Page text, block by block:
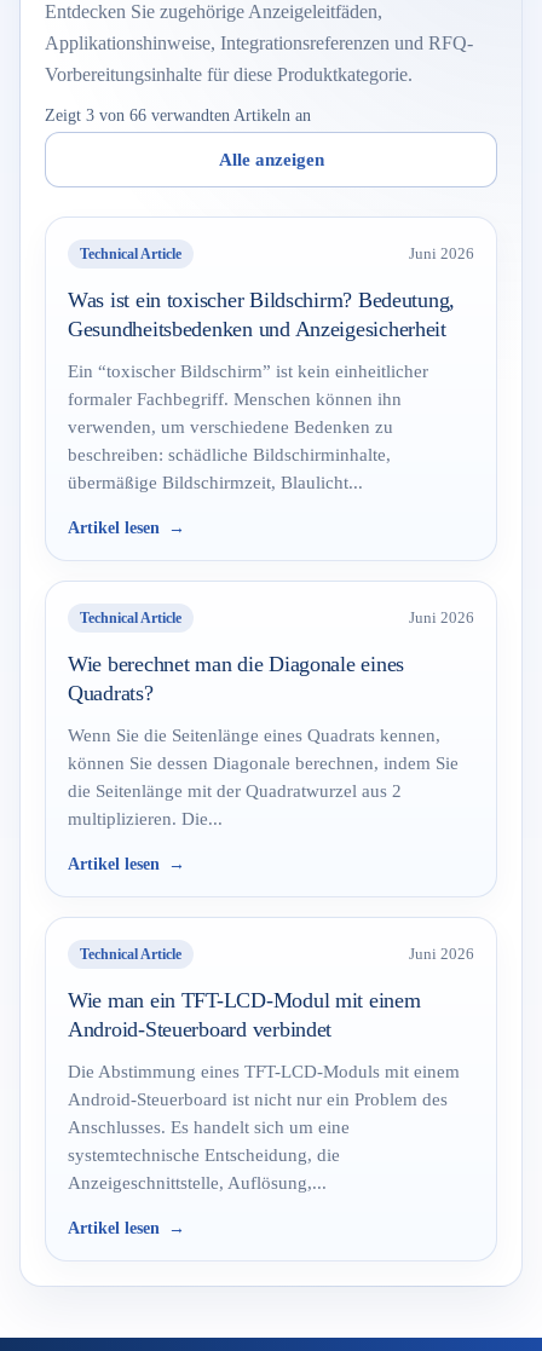
Entdecken Sie zugehörige Anzeigeleitfäden,
Applikationshinweise, Integrationsreferenzen und RFQ-
Vorbereitungsinhalte für diese Produktkategorie.
Zeigt 3 von 66 verwandten Artikeln an
Alle anzeigen
Technical Article Juni 2026
Was ist ein toxischer Bildschirm? Bedeutung,
Gesundheitsbedenken und Anzeigesicherheit
Ein “toxischer Bildschirm” ist kein einheitlicher
formaler Fachbegriff. Menschen können ihn
verwenden, um verschiedene Bedenken zu
beschreiben: schädliche Bildschirminhalte,
übermäßige Bildschirmzeit, Blaulicht...
Artikel lesen
Technical Article Juni 2026
Wie berechnet man die Diagonale eines
Quadrats?
Wenn Sie die Seitenlänge eines Quadrats kennen,
können Sie dessen Diagonale berechnen, indem Sie
die Seitenlänge mit der Quadratwurzel aus 2
multiplizieren. Die...
Artikel lesen
Technical Article Juni 2026
Wie man ein TFT-LCD-Modul mit einem
Android-Steuerboard verbindet
Die Abstimmung eines TFT-LCD-Moduls mit einem
Android-Steuerboard ist nicht nur ein Problem des
Anschlusses. Es handelt sich um eine
systemtechnische Entscheidung, die
Anzeigeschnittstelle, Auflösung,...
Artikel lesen